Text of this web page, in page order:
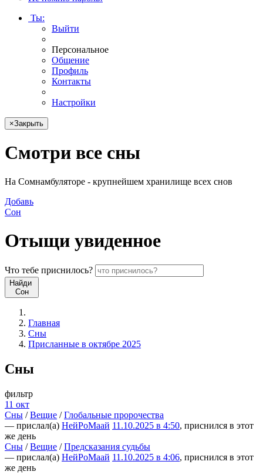
Ты:
Выйти
Персональное
Общение
Профиль
Контакты
Настройки
×Закрыть
Смотри все сны
На Сомнамбуляторе - крупнейшем хранилище всех снов
Добавь
Сон
Отыщи увиденное
Что тебе приснилось?
Найди
Сон
Главная
Сны
Присланные в октябре 2025
Сны
фильтр
11 окт
Сны /Вещие /Глобальные пророчества
— прислал(а) НейРоМаай 11.10.2025 в 4:50, приснился в этот
же день
Сны /Вещие /Предсказания судьбы
— прислал(а) НейРоМаай 11.10.2025 в 4:06, приснился в этот
же день